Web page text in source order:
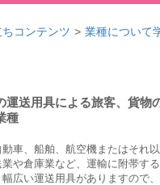
コンテンツ
業種について
運送用具による旅客、貨物
種
車、船舶、航空機またはそれ
や倉庫業など、運輸に附帯す
広い運送用具がありますので